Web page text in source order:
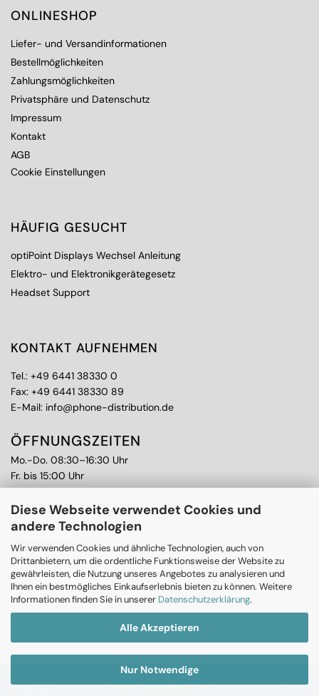
Diese Webseite verwendet Cookies und
andere Technologien
Wir verwenden Cookies und ähnliche Technologien, auch von
Drittanbietern, um die ordentliche Funktionsweise der Website zu
gewährleisten, die Nutzung unseres Angebotes zu analysieren und
Ihnen ein bestmögliches Einkaufserlebnis bieten zu können. Weitere
Informationen finden Sie in unserer Datenschutzerklärung.
Alle Akzeptieren
Nur Notwendige
ONLINESHOP
Liefer- und Versandinformationen
Bestellmöglichkeiten
Zahlungsmöglichkeiten
Privatsphäre und Datenschutz
Impressum
Kontakt
AGB
Cookie Einstellungen
HÄUFIG GESUCHT
optiPoint Displays Wechsel Anleitung
Elektro- und Elektronikgerätegesetz
Headset Support
KONTAKT AUFNEHMEN
Tel.: +49 6441 38330 0
Fax: +49 6441 38330 89
E-Mail: info@phone-distribution.de
ÖFFNUNGSZEITEN
Mo.-Do. 08:30–16:30 Uhr
Fr. bis 15:00 Uhr
WEITERE THEMEN
Ankauf
CPS Garantie
RMA
Copyright © 2026 CPS Communication Partner Sales GmbH |